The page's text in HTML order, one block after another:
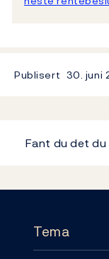
Publisert 30. juni
Fant du det
Tema